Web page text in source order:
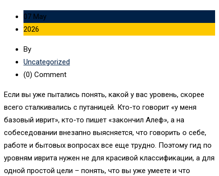
07 May
2026
By
Uncategorized
(0) Comment
Если вы уже пытались понять, какой у вас уровень, скорее
всего сталкивались с путаницей. Кто-то говорит «у меня
базовый иврит», кто-то пишет «закончил Алеф», а на
собеседовании внезапно выясняется, что говорить о себе,
работе и бытовых вопросах все еще трудно. Поэтому гид по
уровням иврита нужен не для красивой классификации, а для
одной простой цели – понять, что вы уже умеете и что